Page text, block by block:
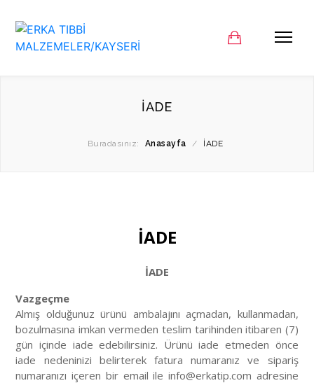
İADE
Buradasınız: Anasayfa / İADE
İADE
İADE
Vazgeçme
Almış olduğunuz ürünü ambalajını açmadan, kullanmadan,
bozulmasına imkan vermeden teslim tarihinden itibaren (7)
gün içinde iade edebilirsiniz. Ürünü iade etmeden önce
iade nedeninizi belirterek fatura numaranız ve sipariş
numaranızı içeren bir email ile info@erkatip.com adresine